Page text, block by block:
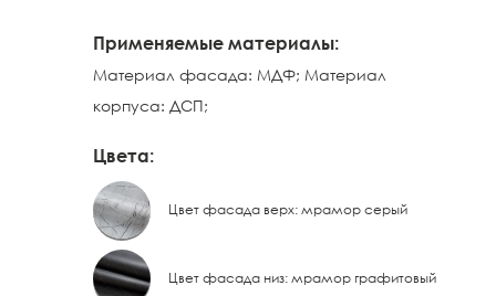
Применяемые материалы:
Материал фасада: МДФ; Материал
корпуса: ДСП;
Цвета:
Цвет фасада верх: мрамор серый
Цвет фасада низ: мрамор графитовый